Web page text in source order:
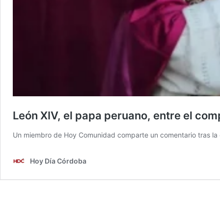
León XIV, el papa peruano, entre el
Un miembro de Hoy Comunidad comparte un comentario tras
Hoy Día Córdoba